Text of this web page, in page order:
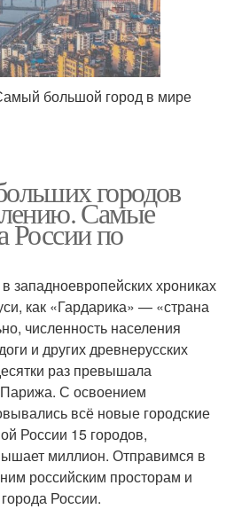
большой город в мире
городов
Самые
России по
западноевропейских хрониках
как «Гардарика» — «страна
численность населения
и других древнерусских
раз превышала
С освоением
всё новые городские
России 15 городов,
миллион. Отправимся в
российским просторам и
России.